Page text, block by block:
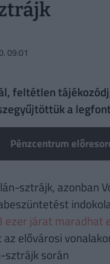
09:01
feltétlen
a
Pénzcentrum
sztrájk, azonban
ezer járat maradhat
elővárosi
sztrájk során